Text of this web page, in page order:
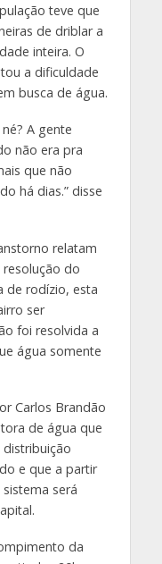
teve que
de driblar a
inteira. O
a dificuldade
busca de água.
A gente
não era pra
que não
há dias.” disse
relatam
do
de rodízio, esta
ser
foi resolvida a
água somente
Carlos Brandão
de água que
e que a partir
será
da